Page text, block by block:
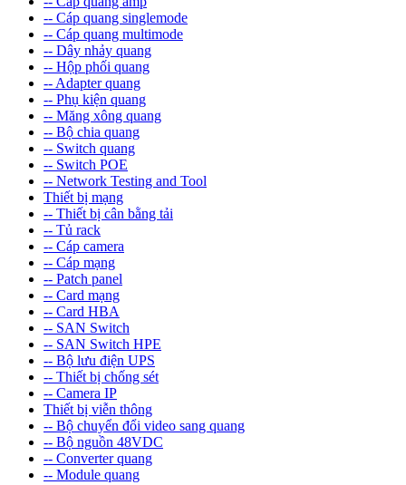
-- Cáp quang singlemode
-- Cáp quang multimode
-- Dây nhảy quang
-- Hộp phối quang
-- Adapter quang
-- Phụ kiện quang
-- Măng xông quang
-- Bộ chia quang
-- Switch quang
-- Switch POE
-- Network Testing and Tool
Thiết bị mạng
-- Thiết bị cân bằng tải
-- Tủ rack
-- Cáp camera
-- Cáp mạng
-- Patch panel
-- Card mạng
-- Card HBA
-- SAN Switch
-- SAN Switch HPE
-- Bộ lưu điện UPS
-- Thiết bị chống sét
-- Camera IP
Thiết bị viễn thông
-- Bộ chuyển đổi video sang quang
-- Bộ nguồn 48VDC
-- Converter quang
-- Module quang